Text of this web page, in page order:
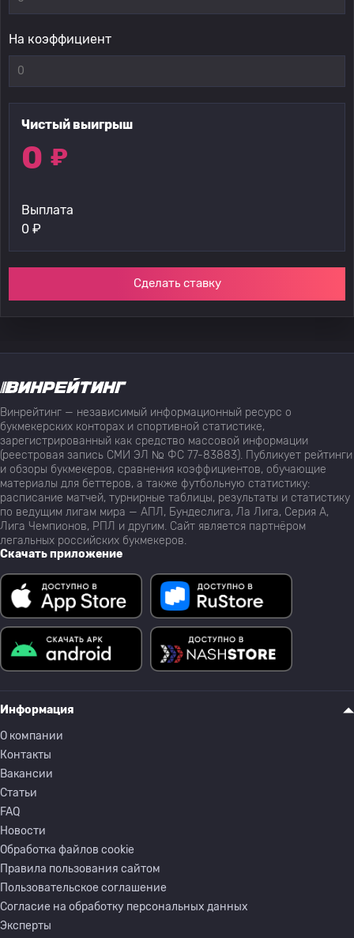
На коэффициент
Чистый выигрыш
0 ₽
Выплата
0 ₽
Сделать ставку
Винрейтинг — независимый информационный ресурс о
букмекерских конторах и спортивной статистике,
зарегистрированный как средство массовой информации
(реестровая запись СМИ ЭЛ № ФС 77-83883). Публикует рейтинги
и обзоры букмекеров, сравнения коэффициентов, обучающие
материалы для беттеров, а также футбольную статистику:
расписание матчей, турнирные таблицы, результаты и статистику
по ведущим лигам мира — АПЛ, Бундеслига, Ла Лига, Серия А,
Лига Чемпионов, РПЛ и другим. Сайт является партнёром
легальных российских букмекеров.
Скачать приложение
Информация
О компании
Контакты
Вакансии
Статьи
FAQ
Новости
Обработка файлов cookie
Правила пользования сайтом
Пользовательское соглашение
Согласие на обработку персональных данных
Эксперты